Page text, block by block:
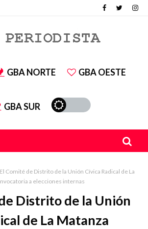
GBA NORTE GBA OESTE
GBA SUR
El Comité de Distrito de la Unión Cívica Radical de La
a elecciones internas
Distrito de la Unión
de La Matanza